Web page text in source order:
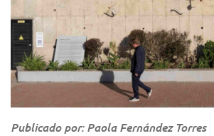
Publicado por: Paola Fernández Torres